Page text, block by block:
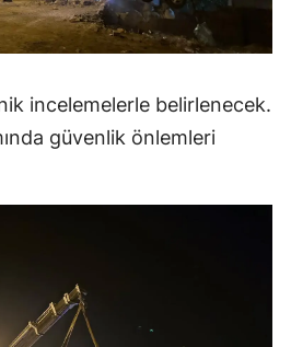
incelemelerle belirlenecek.
güvenlik önlemleri